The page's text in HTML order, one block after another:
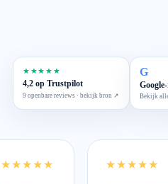
★★★★★
4,2 op Trustpilot
9 openbare reviews · bekijk bron ↗
G
Bekijk
★★★★★ ★★★★★